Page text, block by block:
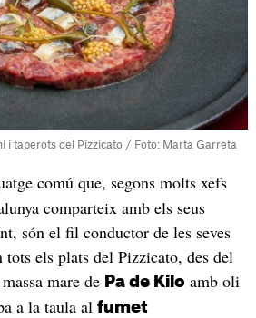
i taperots del Pizzicato / Foto: Marta Garreta
comú que, segons molts xefs
comparteix amb els seus
són el fil conductor de les seves
tots els plats del Pizzicato, des del
mare de Pa de Kilo amb oli
a la taula al fumet